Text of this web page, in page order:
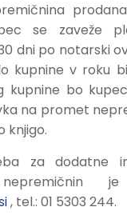
prodana
se zaveže
dni po notarski
kupnine v roku
kupnine bo
na promet
knjigo.
za dodatne
nepremičnin
, tel.: 01 5303 244.